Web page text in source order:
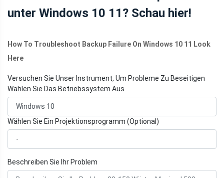
unter Windows 10 11? Schau hier!
How To Troubleshoot Backup Failure On Windows 10 11 Look
Here
Versuchen Sie Unser Instrument, Um Probleme Zu Beseitigen
Wählen Sie Das Betriebssystem Aus
Wählen Sie Ein Projektionsprogramm (Optional)
Beschreiben Sie Ihr Problem